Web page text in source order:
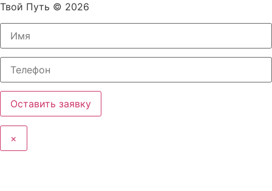
Твой Путь © 2026
×